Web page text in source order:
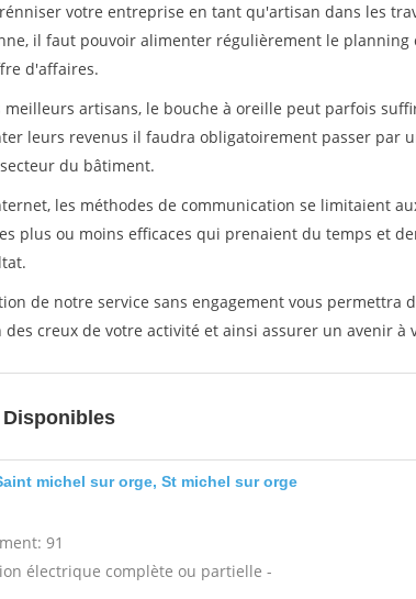
votre entreprise en tant qu'artisan dans les
il faut pouvoir alimenter régulièrement le
d'affaires.
meilleurs artisans, le bouche à oreille peut parfois
leurs revenus il faudra obligatoirement passer par
du bâtiment.
les méthodes de communication se limitaient
plus ou moins efficaces qui prenaient du temps et
de notre service sans engagement vous permettra
des creux de votre activité et ainsi assurer un avenir à
michel sur orge, St michel sur orge
91
électrique complète ou partielle -